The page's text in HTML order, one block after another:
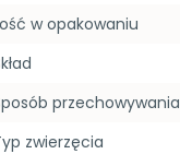
w opakowaniu
przechowywania
zwierzęcia